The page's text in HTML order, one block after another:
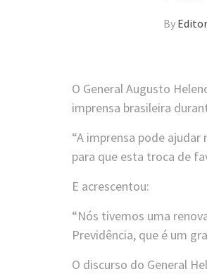
By
O General Augusto
imprensa brasileira
“A imprensa pode
para que esta troca de
E acrescentou:
“Nós tivemos uma
Previdência, que é um
O discurso do General